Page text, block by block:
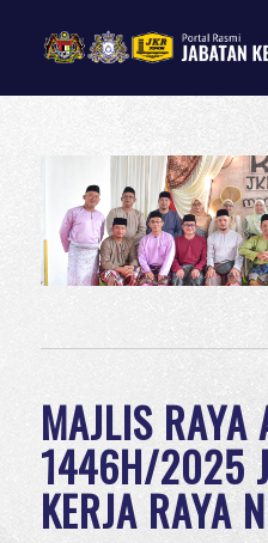
MAJLIS RAYA
1446H/2025
KERJA RAYA